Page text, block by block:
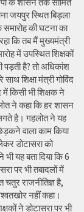
जयपुर स्थित बिड़ला
की घटना का
कि तब मैं मुख्यमंत्री
में उपस्थित शिक्षकों
पड़ती है? तो अधिकांश
शिक्षा मंत्री गोविंद
किसी भी शिक्षक ने
ने कहा कि हर शासन
है। गहलोत ने यह
वाला काम किया
डोटासरा को
यह बता दिया कि 6
पर भी तबादलों में
राजनीतिज्ञ है,
नहीं कहा।
ने डोटासरा पर भी